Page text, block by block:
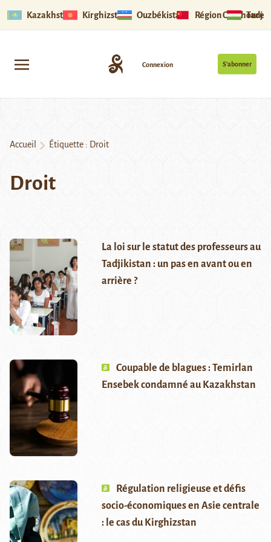
Kazakhstan Kirghizstan Ouzbékistan Région Ouïghoure
S’abonner
Connexion
Accueil Étiquette : Droit
Droit
La loi sur le statut des professeurs au
Tadjikistan : un pas en avant ou en
arrière ?
Coupable de blagues : Temirlan
Ensebek condamné au Kazakhstan
Régulation religieuse et défis
socio-économiques en Asie centrale
: le cas du Kirghizstan